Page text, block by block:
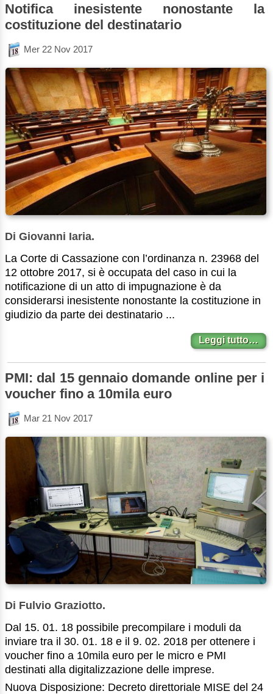
Notifica inesistente nonostante la
costituzione del destinatario
Mer 22 Nov 2017
Di Giovanni Iaria.
La Corte di Cassazione con l’ordinanza n. 23968 del
12 ottobre 2017, si è occupata del caso in cui la
notificazione di un atto di impugnazione è da
considerarsi inesistente nonostante la costituzione in
giudizio da parte dei destinatario ...
Leggi tutto…
PMI: dal 15 gennaio domande online per i
voucher fino a 10mila euro
Mar 21 Nov 2017
Di Fulvio Graziotto.
Dal 15. 01. 18 possibile precompilare i moduli da
inviare tra il 30. 01. 18 e il 9. 02. 2018 per ottenere i
voucher fino a 10mila euro per le micro e PMI
destinati alla digitalizzazione delle imprese.
Nuova Disposizione: Decreto direttoriale MISE del 24